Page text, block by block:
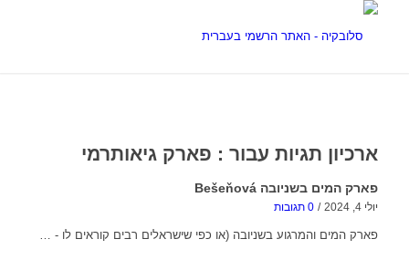
ארכיון תגיות עבור : פארק גיאותרמי
פארק המים בשניובה Bešeňová
יולי 4, 2024 / 0 תגובות
פארק המים והמרגוע בשניובה (או כפי שישראלים רבים קוראים לו - …